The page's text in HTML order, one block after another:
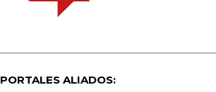
PORTALES ALIADOS: